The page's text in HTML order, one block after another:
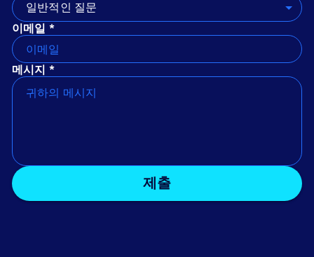
일반적인 질문
이메일 *
메시지 *
제출